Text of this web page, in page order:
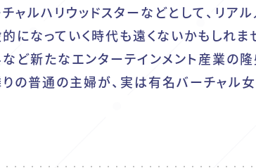
ャルハリウッドスターなどとして、リア
になっていく時代も遠くないかもしれ
ど新たなエンターテインメント産業の
の普通の主婦が、実は有名バーチャル女